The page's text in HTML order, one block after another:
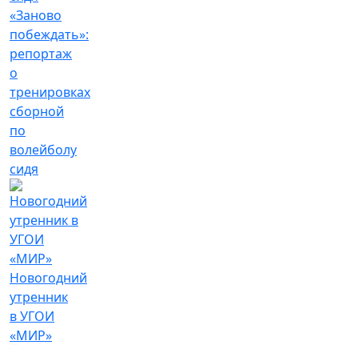
«Заново
побеждать»:
репортаж
о
тренировках
сборной
по
волейболу
сидя
Новогодний
утренник
в УГОИ
«МИР»